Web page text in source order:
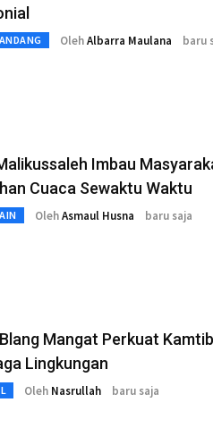
OlehAlbarra Maulana baru
Imbau
Cuaca Sewaktu Waktu
OlehAsmaul Husna baru saja
Mangat Perkuat
Lingkungan
Oleh Nasrullah baru saja